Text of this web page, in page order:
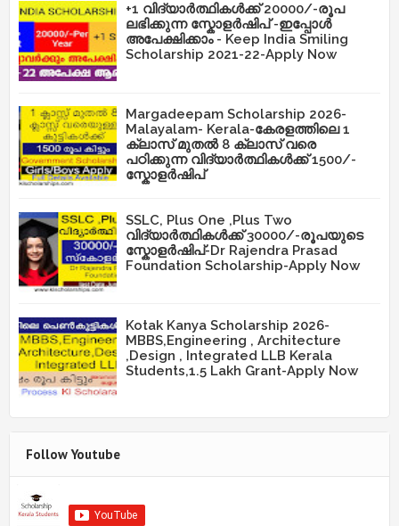
+1 വിദ്യാർത്ഥികൾക്ക് 20000/-രൂപ
ലഭിക്കുന്ന സ്കോളർഷിപ് -ഇപ്പോൾ
അപേക്ഷിക്കാം - Keep India Smiling
Scholarship 2021-22-Apply Now
Margadeepam Scholarship 2026-
Malayalam- Kerala-കേരളത്തിലെ 1
ക്ലാസ് മുതൽ 8 ക്ലാസ് വരെ
പഠിക്കുന്ന വിദ്യാർത്ഥികൾക്ക് 1500/-
സ്കോളർഷിപ്
SSLC, Plus One ,Plus Two
വിദ്യാർത്ഥികൾക്ക് 30000/-രൂപയുടെ
സ്കോളർഷിപ്-Dr Rajendra Prasad
Foundation Scholarship-Apply Now
Kotak Kanya Scholarship 2026-
MBBS,Engineering , Architecture
,Design , Integrated LLB Kerala
Students,1.5 Lakh Grant-Apply Now
Follow Youtube